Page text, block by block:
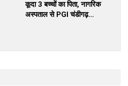
कूदा 3 बच्चों का पिता, नागरिक
अस्पताल से PGI चंडीगढ़…